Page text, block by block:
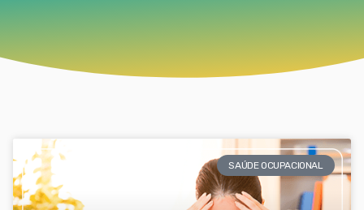
SAÚDE OCUPACIONAL